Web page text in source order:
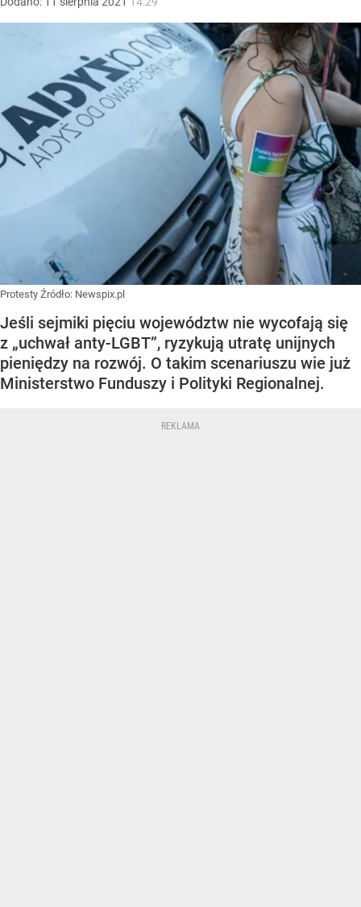
Protesty Źródło: Newspix.pl
Jeśli sejmiki pięciu województw nie wycofają się
z „uchwał anty-LGBT”, ryzykują utratę unijnych
pieniędzy na rozwój. O takim scenariuszu wie już
Ministerstwo Funduszy i Polityki Regionalnej.